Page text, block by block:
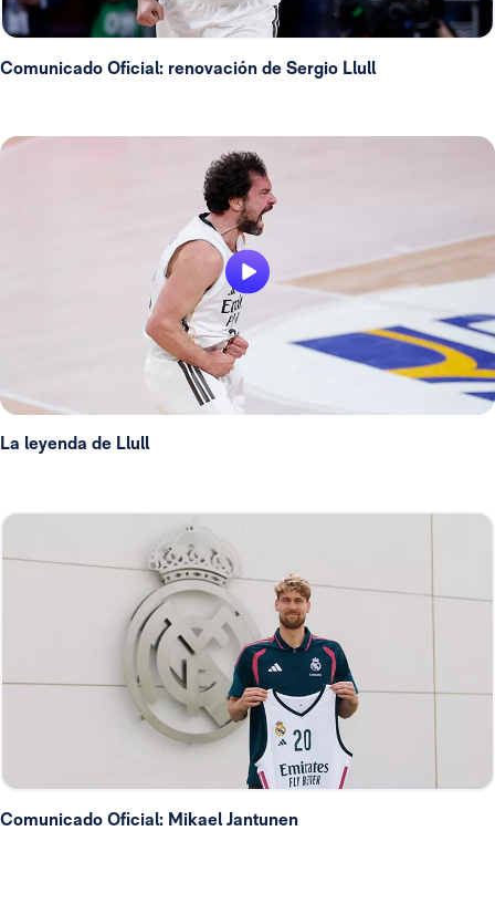
Comunicado Oficial: renovación de Sergio Llull
La leyenda de Llull
Comunicado Oficial: Mikael Jantunen